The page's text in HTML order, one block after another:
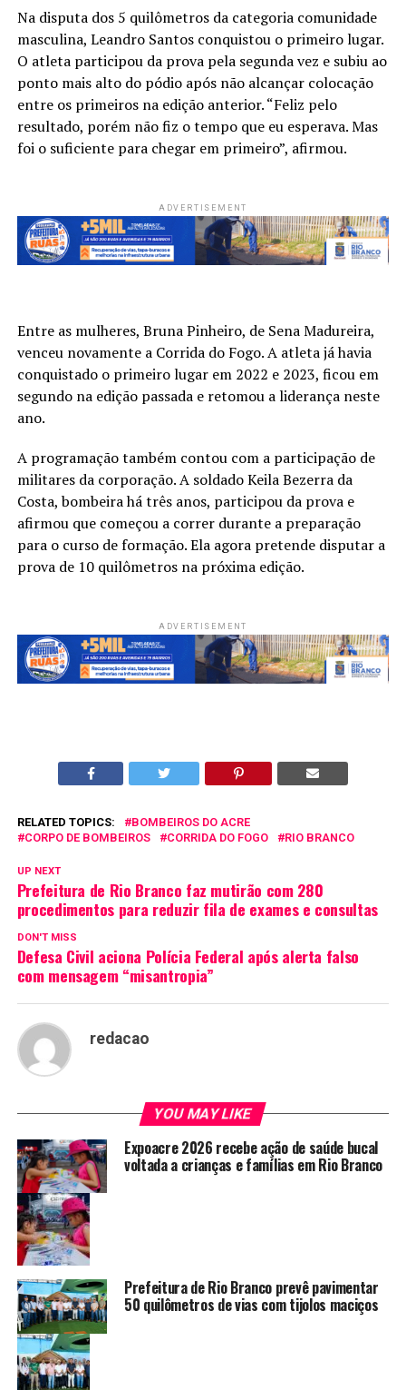
Na disputa dos 5 quilômetros da categoria comunidade
masculina, Leandro Santos conquistou o primeiro lugar.
O atleta participou da prova pela segunda vez e subiu ao
ponto mais alto do pódio após não alcançar colocação
entre os primeiros na edição anterior. “Feliz pelo
resultado, porém não fiz o tempo que eu esperava. Mas
foi o suficiente para chegar em primeiro”, afirmou.
ADVERTISEMENT
Entre as mulheres, Bruna Pinheiro, de Sena Madureira,
venceu novamente a Corrida do Fogo. A atleta já havia
conquistado o primeiro lugar em 2022 e 2023, ficou em
segundo na edição passada e retomou a liderança neste
ano.
A programação também contou com a participação de
militares da corporação. A soldado Keila Bezerra da
Costa, bombeira há três anos, participou da prova e
afirmou que começou a correr durante a preparação
para o curso de formação. Ela agora pretende disputar a
prova de 10 quilômetros na próxima edição.
ADVERTISEMENT
RELATED TOPICS:
BOMBEIROS DO ACRE
CORPO DE BOMBEIROS
CORRIDA DO FOGO RIO BRANCO
UP NEXT
Prefeitura de Rio Branco faz mutirão com 280
procedimentos para reduzir fila de exames e consultas
DON'T MISS
Defesa Civil aciona Polícia Federal após alerta falso
com mensagem “misantropia”
redacao
YOU MAY LIKE
Expoacre 2026 recebe ação de saúde bucal
voltada a crianças e famílias em Rio Branco
Prefeitura de Rio Branco prevê pavimentar
50 quilômetros de vias com tijolos maciços